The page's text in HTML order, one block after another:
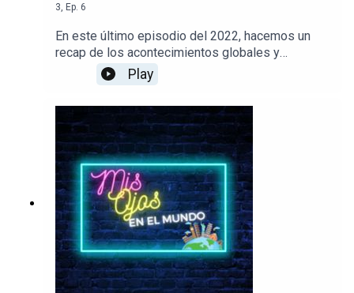
3, Ep. 6
En este último episodio del 2022, hacemos un
recap de los acontecimientos globales y
comentamos lo que está en el horizonte del
Play